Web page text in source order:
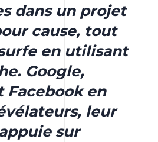
dans un projet
cause, tout
en utilisant
Google,
Facebook en
leur
sur